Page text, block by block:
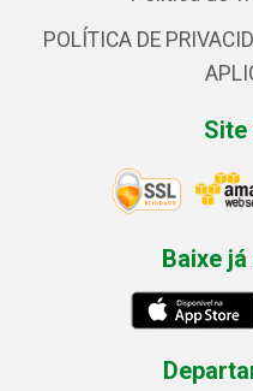
POLÍTICA DE
Site
Baixe